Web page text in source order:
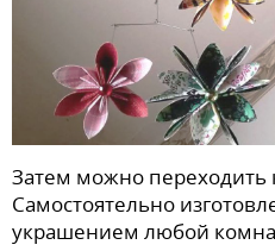
Затем можно
Самостоятельно
украшением любой